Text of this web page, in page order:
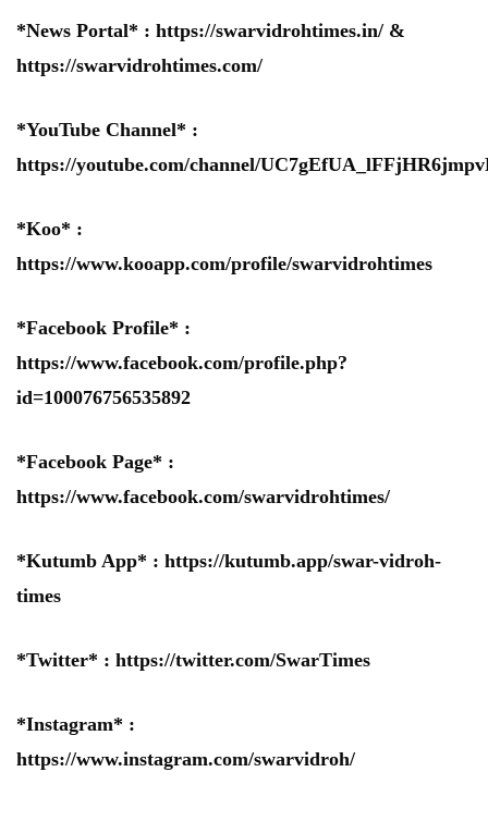
*News Portal* : https://swarvidrohtimes.in/ &
https://swarvidrohtimes.com/
*YouTube Channel* :
https://youtube.com/channel/
*Koo* :
https://www.kooapp.com/profile/swarvidrohtimes
*Facebook Profile* :
https://www.facebook.com/profile.php?
id=100076756535892
*Facebook Page* :
https://www.facebook.com/swarvidrohtimes/
*Kutumb App* : https://kutumb.app/swar-vidroh-
times
*Twitter* : https://twitter.com/SwarTimes
*Instagram* :
https://www.instagram.com/swarvidroh/